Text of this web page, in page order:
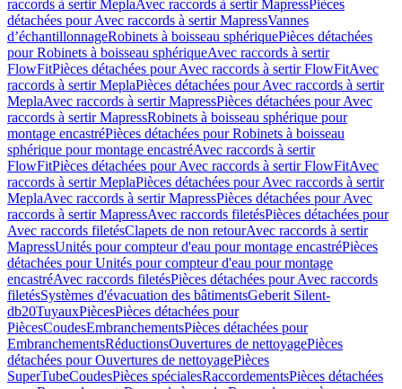
raccords à sertir MeplaAvec raccords à sertir MapressPièces
détachées pour Avec raccords à sertir MapressVannes
d’échantillonnageRobinets à boisseau sphériquePièces détachées
pour Robinets à boisseau sphériqueAvec raccords à sertir
FlowFitPièces détachées pour Avec raccords à sertir FlowFitAvec
raccords à sertir MeplaPièces détachées pour Avec raccords à sertir
MeplaAvec raccords à sertir MapressPièces détachées pour Avec
raccords à sertir MapressRobinets à boisseau sphérique pour
montage encastréPièces détachées pour Robinets à boisseau
sphérique pour montage encastréAvec raccords à sertir
FlowFitPièces détachées pour Avec raccords à sertir FlowFitAvec
raccords à sertir MeplaPièces détachées pour Avec raccords à sertir
MeplaAvec raccords à sertir MapressPièces détachées pour Avec
raccords à sertir MapressAvec raccords filetésPièces détachées pour
Avec raccords filetésClapets de non retourAvec raccords à sertir
MapressUnités pour compteur d'eau pour montage encastréPièces
détachées pour Unités pour compteur d'eau pour montage
encastréAvec raccords filetésPièces détachées pour Avec raccords
filetésSystèmes d'évacuation des bâtimentsGeberit Silent-
db20TuyauxPiècesPièces détachées pour
PiècesCoudesEmbranchementsPièces détachées pour
EmbranchementsRéductionsOuvertures de nettoyagePièces
détachées pour Ouvertures de nettoyagePièces
SuperTubeCoudesPièces spécialesRaccordementsPièces détachées